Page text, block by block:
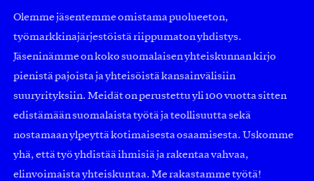
Olemme jäsentemme omistama puolueeton,
työmarkkinajärjestöistä riippumaton yhdistys.
Jäseninämme on koko suomalaisen yhteiskunnan kirjo
pienistä pajoista ja yhteisöistä kansainvälisiin
suuryrityksiin. Meidät on perustettu yli 100 vuotta sitten
edistämään suomalaista työtä ja teollisuutta sekä
nostamaan ylpeyttä kotimaisesta osaamisesta. Uskomme
yhä, että työ yhdistää ihmisiä ja rakentaa vahvaa,
elinvoimaista yhteiskuntaa. Me rakastamme työtä!